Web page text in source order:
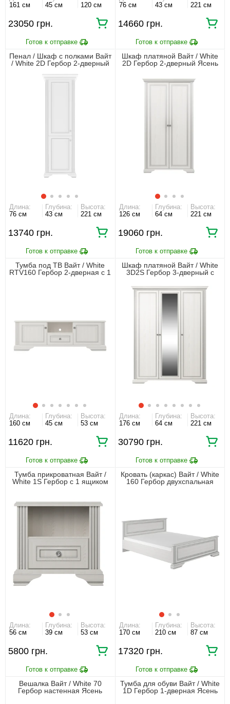
161 см
45 см
120 см
23050 грн.
76 см
43 см
221 см
14660 грн.
Пенал / Шкаф с полками Вайт
/ White 2D Гербор 2-дверный
серебряная
Длина:
76 см
Глубина:
43 см
Высота:
221 см
13740 грн.
Шкаф платяной Вайт / White
2D Гербор 2-дверный Ясень
Длина:
126 см
Глубина:
64 см
Высота:
221 см
19060 грн.
Тумба под ТВ Вайт / White
RTV160 Гербор 2-дверная с 1
Длина:
160 см
Глубина:
45 см
Высота:
53 см
11620 грн.
Шкаф платяной Вайт / White
3D2S Гербор 3-дверный с
сосна серебряная
Длина:
176 см
Глубина:
64 см
Высота:
221 см
30790 грн.
Тумба прикроватная Вайт /
White 1S Гербор с 1 ящиком
Длина:
56 см
Глубина:
39 см
Высота:
53 см
5800 грн.
Кровать (каркас) Вайт / White
160 Гербор двухспальная
Длина:
170 см
Глубина:
210 см
Высота:
87 см
17320 грн.
Вешалка Вайт / White 70
Гербор настенная Ясень
Тумба для обуви Вайт / White
1D Гербор 1-дверная Ясень